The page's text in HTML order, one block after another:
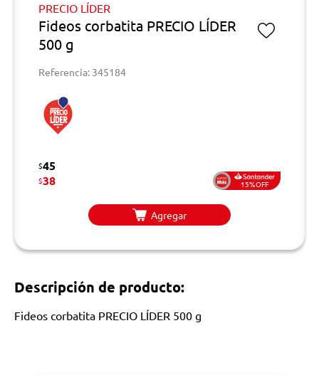
PRECIO LÍDER
Fideos corbatita PRECIO LÍDER
500 g
Referencia: 345184
$45
$38 15%OFF
Agregar
Descripción de producto:
Fideos corbatita PRECIO LÍDER 500 g